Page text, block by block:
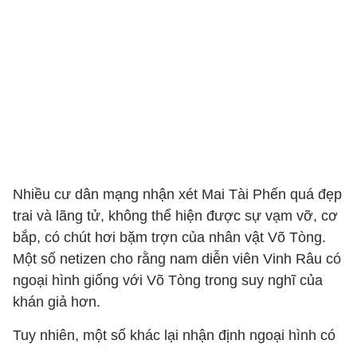
Nhiều cư dân mạng nhận xét Mai Tài Phến quá đẹp
trai và lãng tử, không thể hiện được sự vạm vỡ, cơ
bắp, có chút hơi bặm trợn của nhân vật Võ Tòng.
Một số netizen cho rằng nam diễn viên Vinh Râu có
ngoại hình giống với Võ Tòng trong suy nghĩ của
khán giả hơn.
Tuy nhiên, một số khác lại nhận định ngoại hình có